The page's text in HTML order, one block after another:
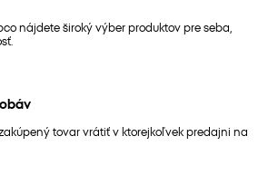
nájdete široký výber produktov pre seba,
tovar vrátiť v ktorejkoľvek predajni na